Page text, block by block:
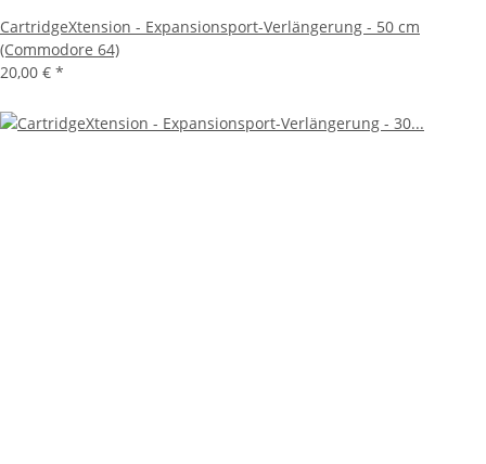
CartridgeXtension - Expansionsport-Verlängerung - 50 cm
(Commodore 64)
20,00 € *